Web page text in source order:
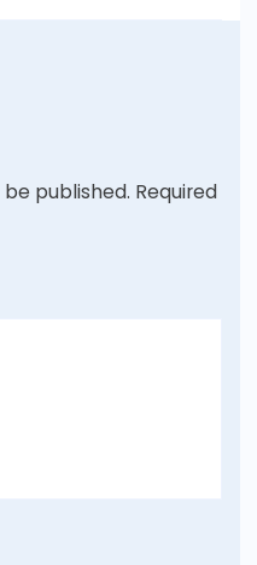
published. Required